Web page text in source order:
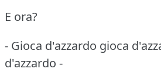
E ora?
- Gioca d'azzardo gioca
d'azzardo -